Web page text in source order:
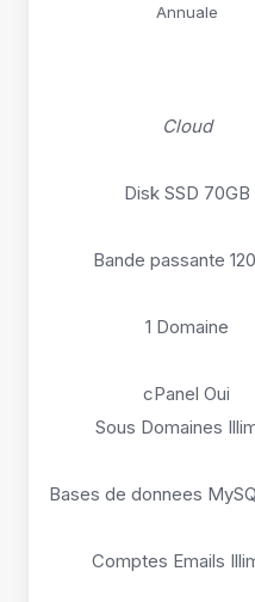
Annuale
Cloud
Disk SSD 70GB
Bande passante
1 Domaine
cPanel Oui
Sous Domaines
Bases de donnees
Comptes Emails